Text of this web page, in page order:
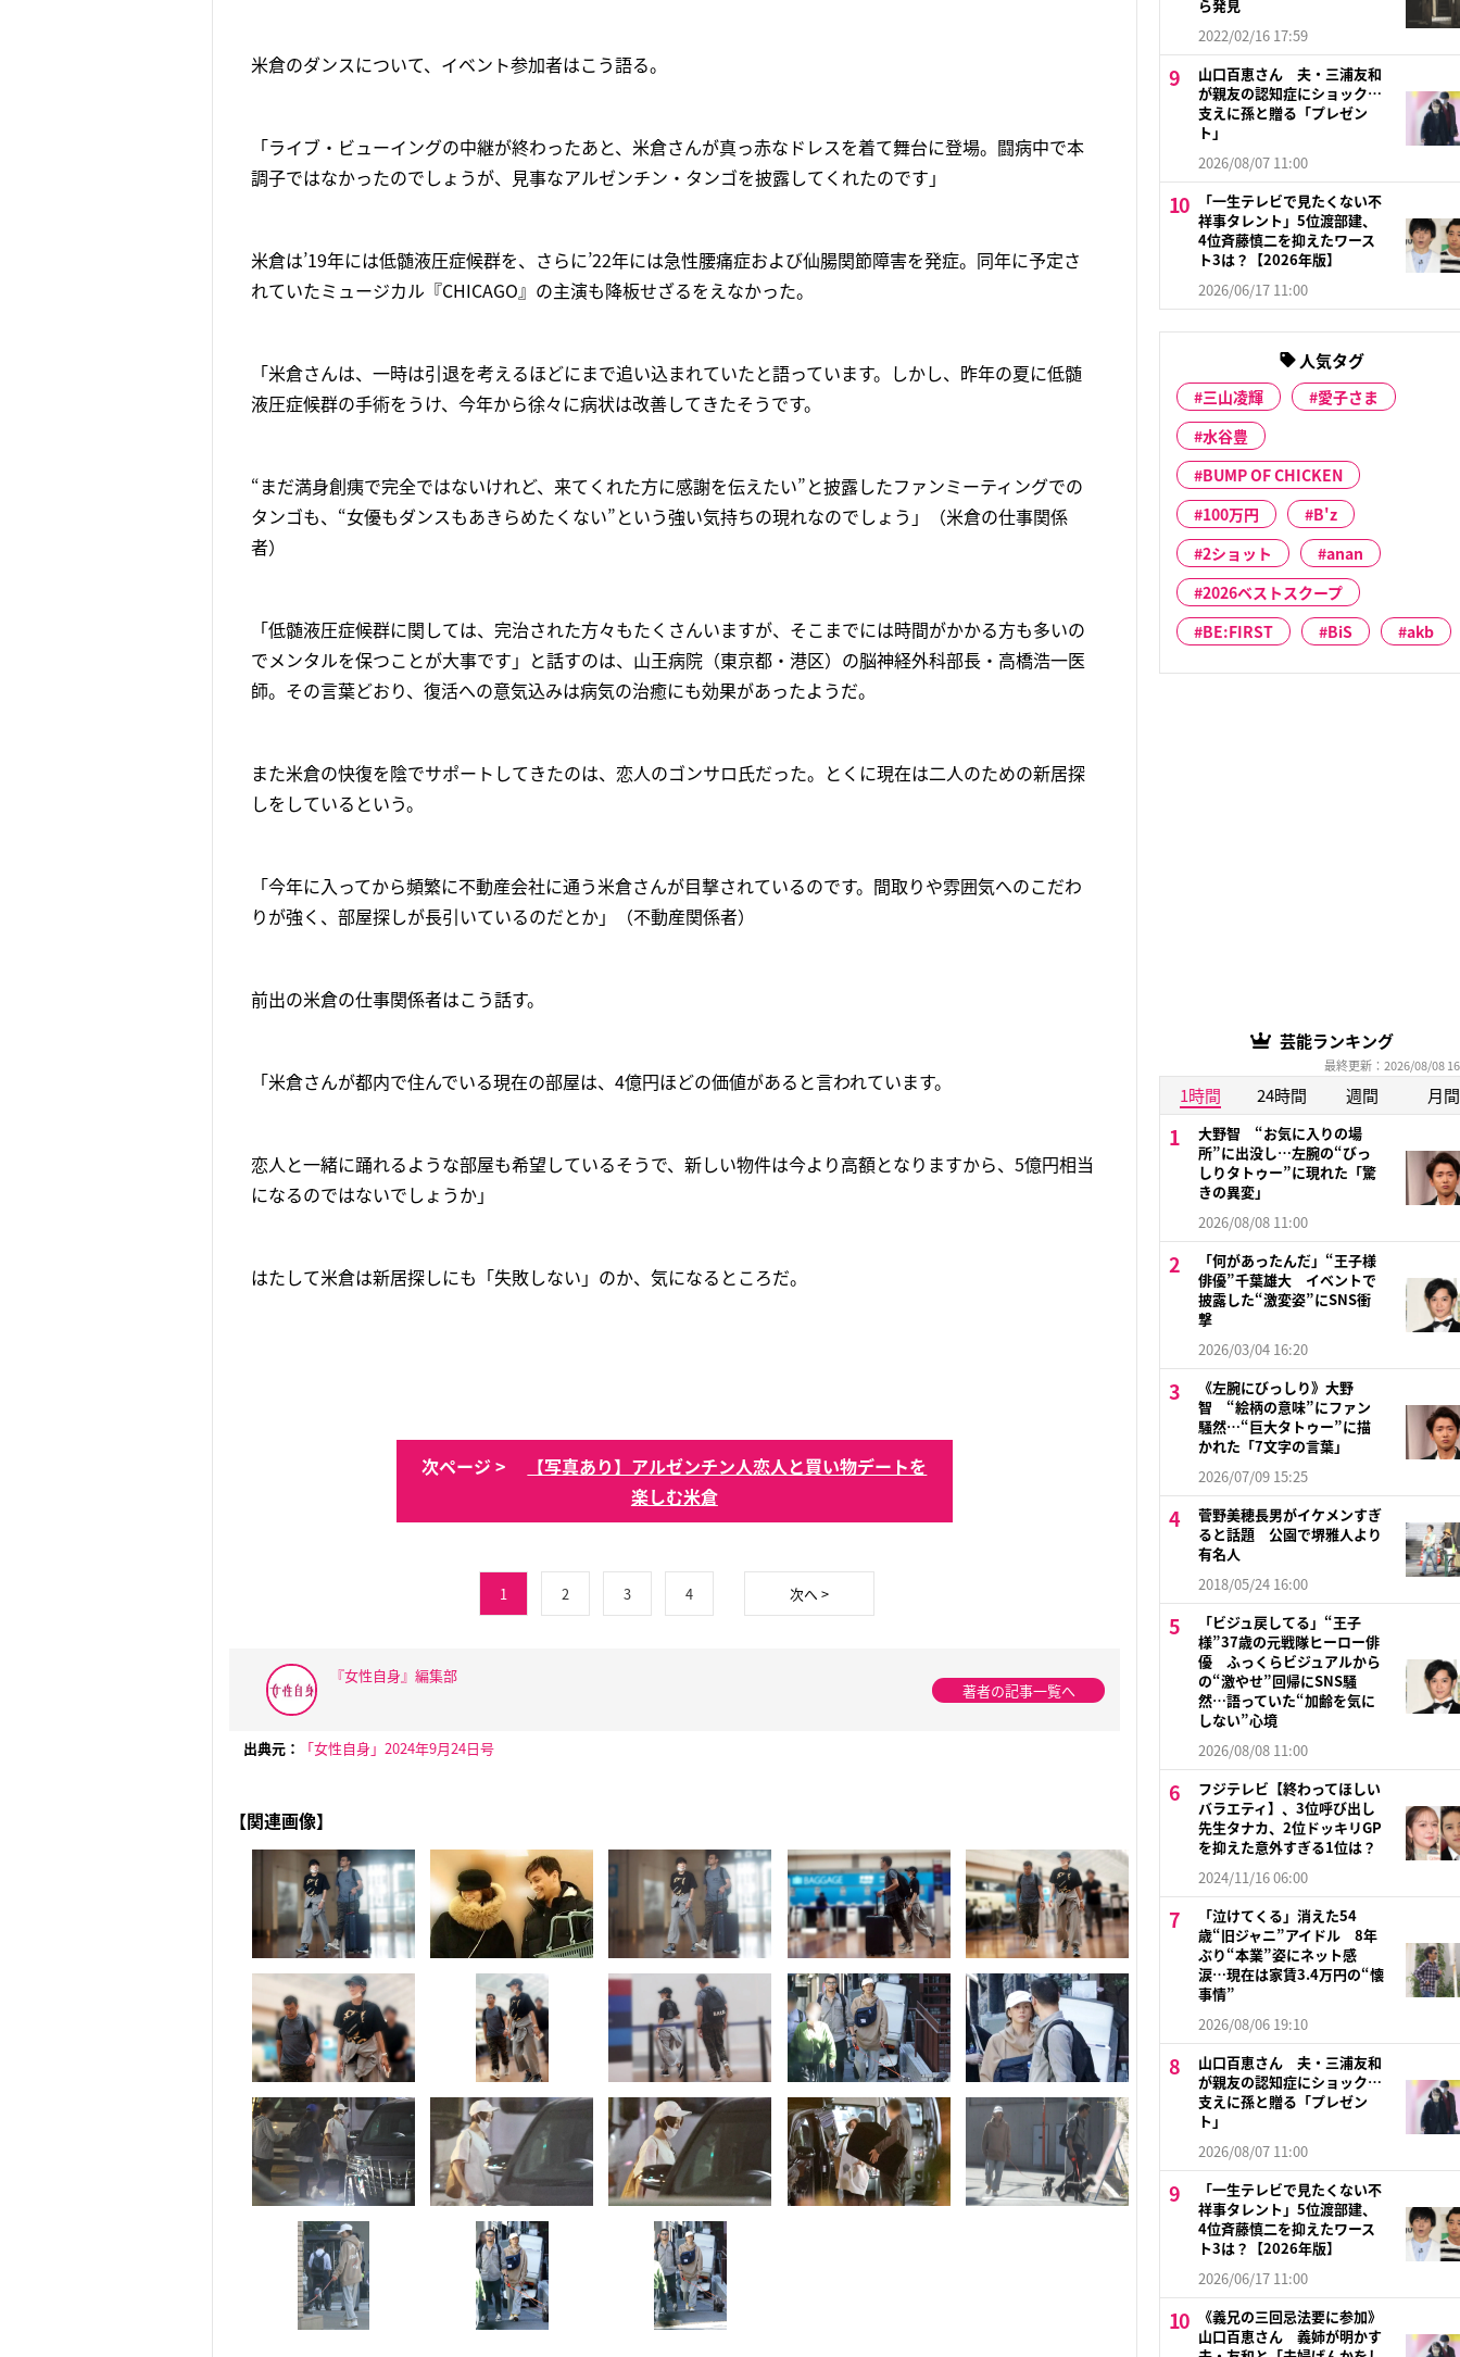
米倉のダンスについて、イベント参加者はこう語る。
「ライブ・ビューイングの中継が終わったあと、米倉さんが真っ赤なドレスを着て舞台に登場。闘病中で本
調子ではなかったのでしょうが、見事なアルゼンチン・タンゴを披露してくれたのです」
米倉は’19年には低髄液圧症候群を、さらに’22年には急性腰痛症および仙腸関節障害を発症。同年に予定さ
れていたミュージカル『CHICAGO』の主演も降板せざるをえなかった。
「米倉さんは、一時は引退を考えるほどにまで追い込まれていたと語っています。しかし、昨年の夏に低髄
液圧症候群の手術をうけ、今年から徐々に病状は改善してきたそうです。
“まだ満身創痍で完全ではないけれど、来てくれた方に感謝を伝えたい”と披露したファンミーティングでの
タンゴも、“女優もダンスもあきらめたくない”という強い気持ちの現れなのでしょう」（米倉の仕事関係
者）
「低髄液圧症候群に関しては、完治された方々もたくさんいますが、そこまでには時間がかかる方も多いの
でメンタルを保つことが大事です」と話すのは、山王病院（東京都・港区）の脳神経外科部長・高橋浩一医
師。その言葉どおり、復活への意気込みは病気の治癒にも効果があったようだ。
また米倉の快復を陰でサポートしてきたのは、恋人のゴンサロ氏だった。とくに現在は二人のための新居探
しをしているという。
「今年に入ってから頻繁に不動産会社に通う米倉さんが目撃されているのです。間取りや雰囲気へのこだわ
りが強く、部屋探しが長引いているのだとか」（不動産関係者）
前出の米倉の仕事関係者はこう話す。
「米倉さんが都内で住んでいる現在の部屋は、4億円ほどの価値があると言われています。
恋人と一緒に踊れるような部屋も希望しているそうで、新しい物件は今より高額となりますから、5億円相当
になるのではないでしょうか」
はたして米倉は新居探しにも「失敗しない」のか、気になるところだ。
次ページ >
【写真あり】アルゼンチン人恋人と買い物デートを
楽しむ米倉
1 2 3 4 次へ >
『女性自身』編集部
著者の記事一覧へ
出典元： 「女性自身」2024年9月24日号
【関連画像】
ら発見
2022/02/16 17:59
山口百恵さん 夫・三浦友和
が親友の認知症にショック…
支えに孫と贈る「プレゼン
ト」
2026/08/07 11:00
「一生テレビで見たくない不
祥事タレント」5位渡部建、
4位斉藤慎二を抑えたワース
ト3は？【2026年版】
2026/06/17 11:00
人気タグ
三山凌輝
愛子さま
水谷豊
BUMP OF CHICKEN
100万円
B'z
2ショット
anan
2026ベストスクープ
BE:FIRST
BiS akb
芸能ランキング
最終更新：2026/08/08
1時間 24時間 週間 月間
大野智 “お気に入りの場
所”に出没し…左腕の“びっ
しりタトゥー”に現れた「驚
きの異変」
2026/08/08 11:00
「何があったんだ」“王子様
俳優”千葉雄大 イベントで
披露した“激変姿”にSNS衝
撃
2026/03/04 16:20
《左腕にびっしり》大野
智 “絵柄の意味”にファン
騒然…“巨大タトゥー”に描
かれた「7文字の言葉」
2026/07/09 15:25
菅野美穂長男がイケメンすぎ
ると話題 公園で堺雅人より
有名人
2018/05/24 16:00
「ビジュ戻してる」“王子
様”37歳の元戦隊ヒーロー俳
優 ふっくらビジュアルから
の“激やせ”回帰にSNS騒
然…語っていた“加齢を気に
しない”心境
2026/08/08 11:00
フジテレビ【終わってほしい
バラエティ】、3位呼び出し
先生タナカ、2位ドッキリGP
を抑えた意外すぎる1位は？
2024/11/16 06:00
「泣けてくる」消えた54
歳“旧ジャニ”アイドル 8年
ぶり“本業”姿にネット感
涙…現在は家賃3.4万円の“懐
事情”
2026/08/06 19:10
山口百恵さん 夫・三浦友和
が親友の認知症にショック…
支えに孫と贈る「プレゼン
ト」
2026/08/07 11:00
「一生テレビで見たくない不
祥事タレント」5位渡部建、
4位斉藤慎二を抑えたワース
ト3は？【2026年版】
2026/06/17 11:00
《義兄の三回忌法要に参加》
山口百恵さん 義姉が明かす